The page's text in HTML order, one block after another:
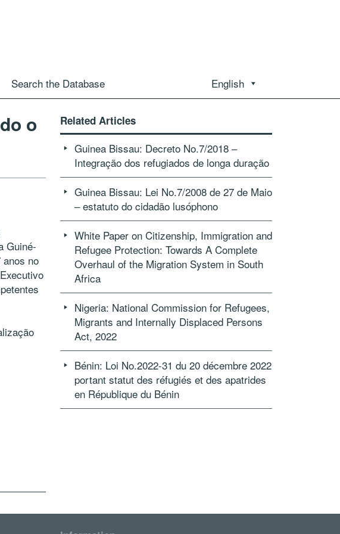
Search the Database English
o
Guiné-
no
Related Articles
Guinea Bissau: Decreto No.7/2018 –
Integração dos refugiados de longa duração
Guinea Bissau: Lei No.7/2008 de 27 de Maio
– estatuto do cidadão lusóphono
White Paper on Citizenship, Immigration and
Refugee Protection: Towards A Complete
Overhaul of the Migration System in South
Africa
Nigeria: National Commission for Refugees,
Migrants and Internally Displaced Persons
Act, 2022
Bénin: Loi No.2022-31 du 20 décembre 2022
portant statut des réfugiés et des apatrides
en République du Bénin